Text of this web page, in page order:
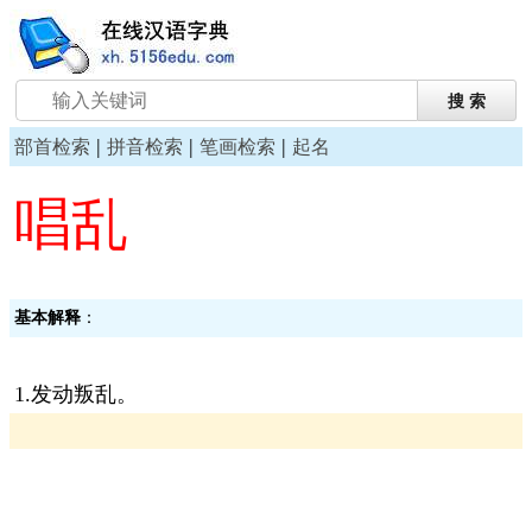
部首检索 | 拼音检索 | 笔画检索 | 起名
唱乱
基本解释 ：
1.发动叛乱。